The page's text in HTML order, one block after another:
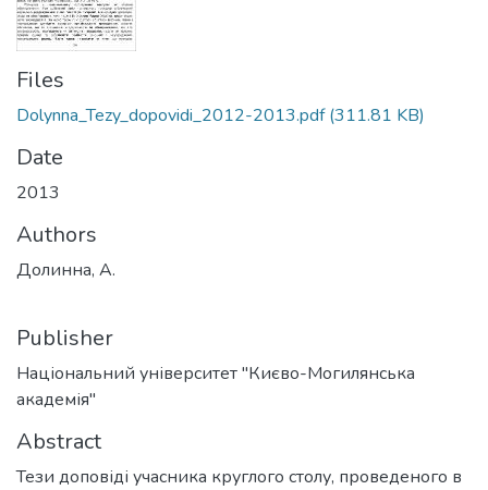
Files
Dolynna_Tezy_dopovidi_2012-2013.pdf(311.81 KB)
Date
2013
Authors
Долинна, А.
Publisher
Національний університет "Києво-Могилянська
академія"
Abstract
Тези доповіді учасника круглого столу, проведеного в